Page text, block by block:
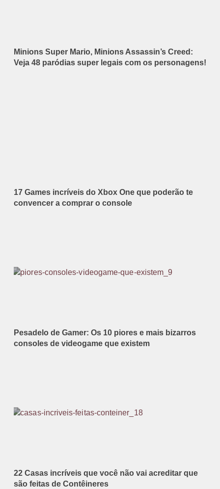
Minions Super Mario, Minions Assassin’s Creed:
Veja 48 paródias super legais com os personagens!
17 Games incríveis do Xbox One que poderão te
convencer a comprar o console
Pesadelo de Gamer: Os 10 piores e mais bizarros
consoles de videogame que existem
22 Casas incríveis que você não vai acreditar que
são feitas de Contêineres